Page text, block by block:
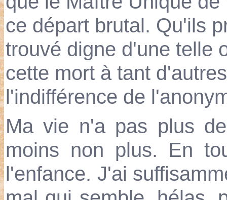
ce départ brutal. Qu'ils
trouvé digne d'une telle
cette mort à tant
l'indifférence de
Ma vie n'a pas plus
moins non plus. En
l'enfance. J'ai